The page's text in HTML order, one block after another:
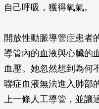
自己呼吸，獲得氧氣。
開放性動脈導管症患者
導管內的血液與心臟的
血壓。她忽然想到為何
聯症血液無法進入肺部
上一條人工導管，並讓